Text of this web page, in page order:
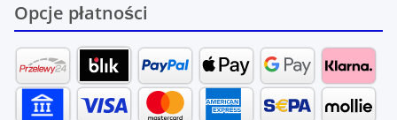
Opcje płatności